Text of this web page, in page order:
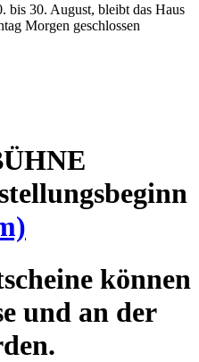
bis 30. August, bleibt das Haus
Morgen geschlossen
können
und an der